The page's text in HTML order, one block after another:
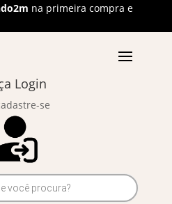
na primeira compra e
Login
se